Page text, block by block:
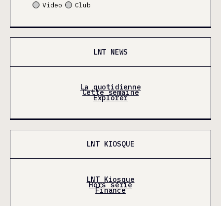
Video
Club
LNT NEWS
La quotidienne
Cette semaine
Explorer
LNT KIOSQUE
LNT Kiosque
Hors série
Finance